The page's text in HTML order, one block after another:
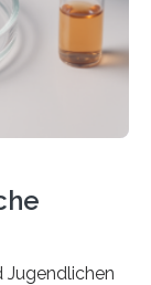
dazu, dass
zu
Jugendlichen